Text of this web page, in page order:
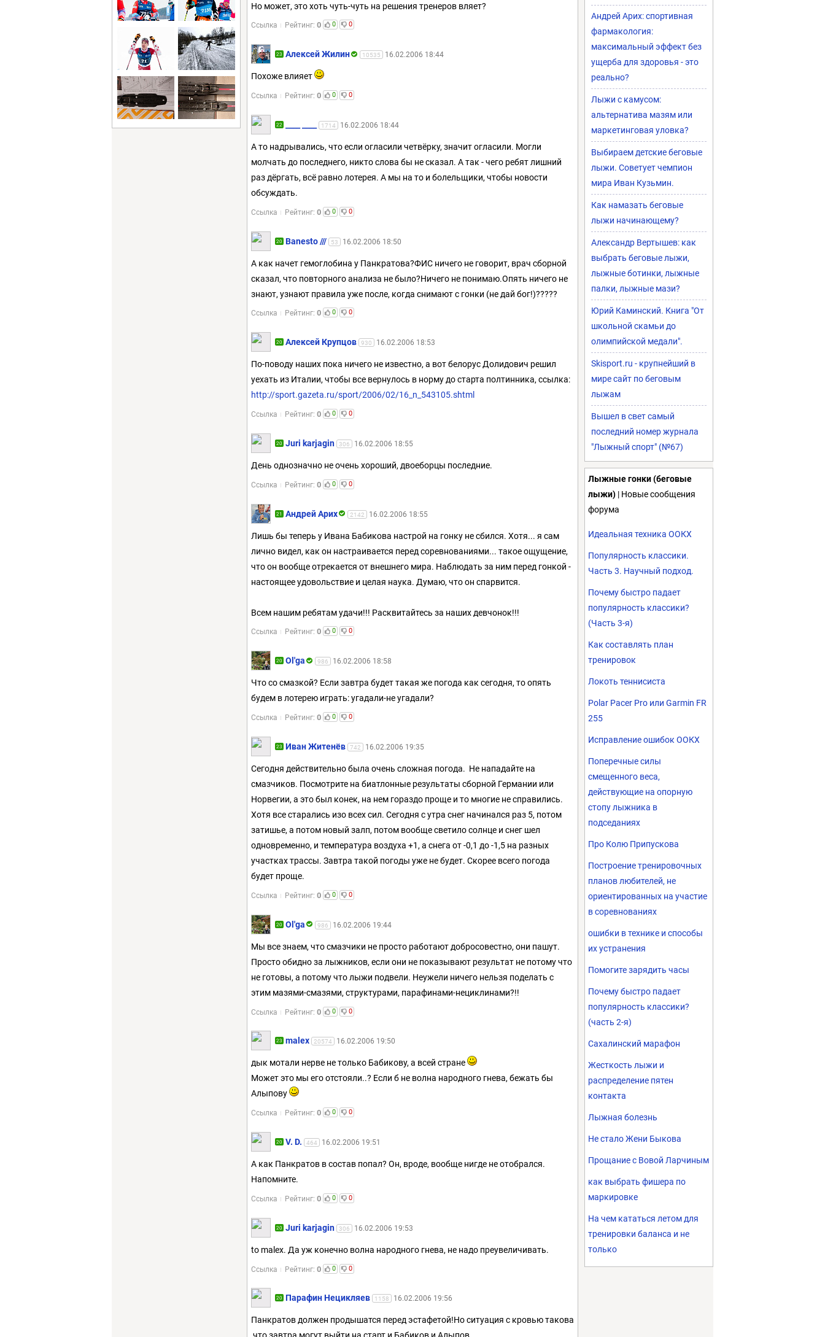
Но может, это хоть чуть-чуть на решения тренеров вляет?
Ссылка Рейтинг: 0 0 0
23 Алексей Жилин 10535 16.02.2006 18:44
Похоже влияет
Ссылка Рейтинг: 0 0 0
22 1714 16.02.2006 18:44
А то надрывались, что если огласили четвёрку, значит огласили. Могли
молчать до последнего, никто слова бы не сказал. А так - чего ребят лишний
раз дёргать, всё равно лотерея. А мы на то и болельщики, чтобы новости
обсуждать.
Ссылка Рейтинг: 0 0 0
20 Banesto /// 53 16.02.2006 18:50
А как начет гемоглобина у Панкратова?ФИС ничего не говорит, врач сборной
сказал, что повторного анализа не было?Ничего не понимаю.Опять ничего не
знают, узнают правила уже после, когда снимают с гонки (не дай бог!)?????
Ссылка Рейтинг: 0 0 0
20 Алексей Крупцов 930 16.02.2006 18:53
По-поводу наших пока ничего не известно, а вот белорус Долидович решил
уехать из Италии, чтобы все вернулось в норму до старта полтинника, ссылка:
http://sport.gazeta.ru/sport/2006/02/16_n_543105.shtml
Ссылка Рейтинг: 0 0 0
20 Juri karjagin 306 16.02.2006 18:55
День однозначно не очень хороший, двоеборцы последние.
Ссылка Рейтинг: 0 0 0
21 Андрей Арих 2142 16.02.2006 18:55
Лишь бы теперь у Ивана Бабикова настрой на гонку не сбился. Хотя... я сам
лично видел, как он настраивается перед соревнованиями... такое ощущение,
что он вообще отрекается от внешнего мира. Наблюдать за ним перед гонкой -
настоящее удовольствие и целая наука. Думаю, что он спарвится.
Всем нашим ребятам удачи!!! Расквитайтесь за наших девчонок!!!
Ссылка Рейтинг: 0 0 0
20 Оl'ga 986 16.02.2006 18:58
Что со смазкой? Если завтра будет такая же погода как сегодня, то опять
будем в лотерею играть: угадали-не угадали?
Ссылка Рейтинг: 0 0 0
23 Иван Житенёв 742 16.02.2006 19:35
Сегодня действительно была очень сложная погода. Не нападайте на
смазчиков. Посмотрите на биатлонные результаты сборной Германии или
Норвегии, а это был конек, на нем гораздо проще и то многие не справились.
Хотя все старались изо всех сил. Сегодня с утра снег начинался раз 5, потом
затишье, а потом новый залп, потом вообще светило солнце и снег шел
одновременно, и температура воздуха +1, а снега от -0,1 до -1,5 на разных
участках трассы. Завтра такой погоды уже не будет. Скорее всего погода
будет проще.
Ссылка Рейтинг: 0 0 0
20 Оl'ga 986 16.02.2006 19:44
Мы все знаем, что смазчики не просто работают добросовестно, они пашут.
Просто обидно за лыжников, если они не показывают результат не потому что
не готовы, а потому что лыжи подвели. Неужели ничего нельзя поделать с
этим мазями-смазями, структурами, парафинами-нециклинами?!!
Ссылка Рейтинг: 0 0 0
23 malex 20574 16.02.2006 19:50
дык мотали нерве не только Бабикову, а всей стране
Может это мы его отстояли..? Если б не волна народного гнева, бежать бы
Алыпову
Ссылка Рейтинг: 0 0 0
20 V. D. 464 16.02.2006 19:51
А как Панкратов в состав попал? Он, вроде, вообще нигде не отобрался.
Напомните.
Ссылка Рейтинг: 0 0 0
20 Juri karjagin 306 16.02.2006 19:53
to malex. Да уж конечно волна народного гнева, не надо преувеличивать.
Ссылка Рейтинг: 0 0 0
20 Парафин Нецикляев 1158 16.02.2006 19:56
Панкратов должен продышатся перед эстафетой!Но ситуация с кровью такова
Андрей Арих: спортивная
фармакология:
максимальный эффект без
ущерба для здоровья - это
реально?
Лыжи с камусом:
альтернатива мазям или
маркетинговая уловка?
Выбираем детские беговые
лыжи. Советует чемпион
мира Иван Кузьмин.
Как намазать беговые
лыжи начинающему?
Александр Вертышев: как
выбрать беговые лыжи,
лыжные ботинки, лыжные
палки, лыжные мази?
Юрий Каминский. Книга "От
школьной скамьи до
олимпийской медали".
Skisport.ru - крупнейший в
мире сайт по беговым
лыжам
Вышел в свет самый
последний номер журнала
"Лыжный спорт" (№67)
Лыжные гонки (беговые
лыжи) | Новые сообщения
форума
Идеальная техника ООКХ
Популярность классики.
Часть 3. Научный подход.
Почему быстро падает
популярность классики?
(Часть 3-я)
Как составлять план
тренировок
Локоть теннисиста
Polar Pacer Pro или Garmin FR
255
Исправление ошибок ООКХ
Поперечные силы
смещенного веса,
действующие на опорную
стопу лыжника в
подседаниях
Про Колю Припускова
Построение тренировочных
планов любителей, не
ориентированных на участие
в соревнованиях
ошибки в технике и способы
их устранения
Помогите зарядить часы
Почему быстро падает
популярность классики?
(часть 2-я)
Сахалинский марафон
Жесткость лыжи и
распределение пятен
контакта
Лыжная болезнь
Не стало Жени Быкова
Прощание с Вовой Ларчиным
как выбрать фишера по
маркировке
На чем кататься летом для
тренировки баланса и не
только